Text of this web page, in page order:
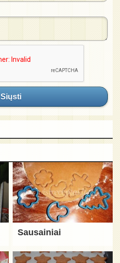
Siųsti
Sausainiai